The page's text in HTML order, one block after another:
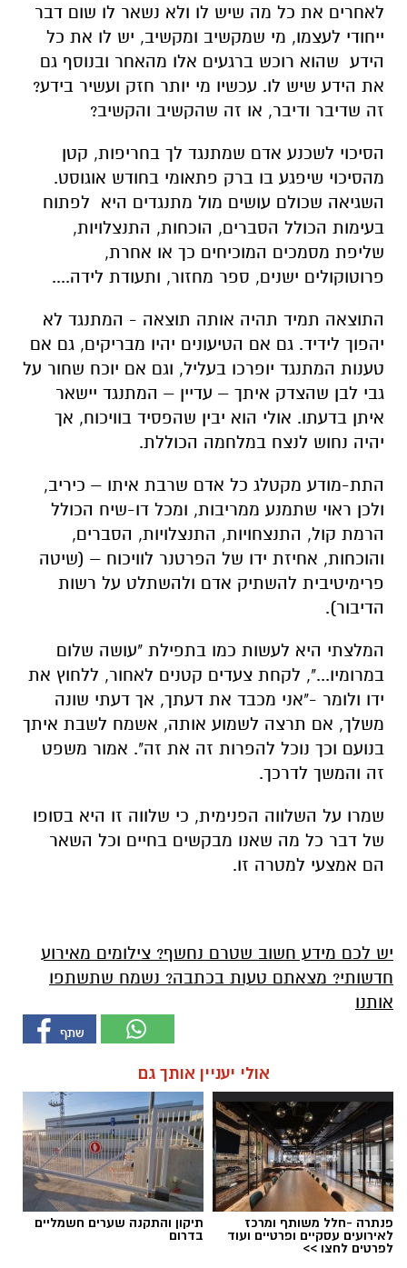
לאחרים את כל מה שיש לו ולא נשאר לו שום דבר
ייחודי לעצמו, מי שמקשיב ומקשיב, יש לו את כל
הידע שהוא רוכש ברגעים אלו מהאחר ובנוסף גם
את הידע שיש לו. עכשיו מי יותר חזק ועשיר בידע?
זה שדיבר ודיבר, או זה שהקשיב והקשיב?
הסיכוי לשכנע אדם שמתנגד לך בחריפות, קטן
מהסיכוי שיפגע בו ברק פתאומי בחודש אוגוסט.
השגיאה שכולם עושים מול מתנגדים היא
לפתוח
בעימות הכולל הסברים, הוכחות, התנצלויות,
שליפת מסמכים המוכיחים כך או אחרת,
פרוטוקולים ישנים, ספר מחזור, ותעודת לידה....
התוצאה תמיד תהיה אותה תוצאה - המתנגד לא
יהפוך לידיד. גם אם הטיעונים יהיו מבריקים, גם אם
טענות המתנגד יופרכו בעליל, וגם אם יוכח שחור על
גבי לבן שהצדק איתך – עדיין – המתנגד יישאר
איתן בדעתו. אולי הוא יבין שהפסיד בוויכוח, אך
יהיה נחוש לנצח במלחמה הכוללת.
התת-מודע מקטלג כל אדם שרבת איתו – כיריב,
ולכן ראוי שתמנע ממריבות, ומכל דו-שיח הכולל
הרמת קול, התנצחויות, התנצלויות, הסברים,
והוכחות, אחיזת ידו של הפרטנר לוויכוח – (שיטה
פרימיטיבית להשתיק אדם ולהשתלט על רשות
הדיבור).
המלצתי היא לעשות כמו בתפילת "עושה שלום
במרומיו...", לקחת צעדים קטנים לאחור, ללחוץ את
ידו ולומר -"אני מכבד את דעתך, אך דעתי שונה
משלך, אם תרצה לשמוע אותה, אשמח לשבת איתך
בנועם וכך נוכל להפרות זה את זה". אמור משפט
זה והמשך לדרכך.
שמרו על השלווה הפנימית, כי שלווה זו היא בסופו
של דבר כל מה שאנו מבקשים בחיים וכל השאר
הם אמצעי למטרה זו.
יש לכם מידע חשוב שטרם נחשף? צילומים מאירוע
חדשותי? מצאתם טעות בכתבה? נשמח שתשתפו
אותנו
אולי יעניין אותך גם
פנתרה -חלל משותף ומרכז
לאירועים עסקיים ופרטיים ועוד
לפרטים לחצו >>
תיקון והתקנה שערים חשמליים
בדרום